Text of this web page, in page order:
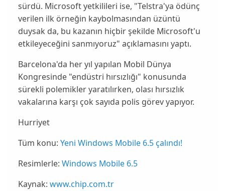
sürdü. Microsoftyetkilileri ise, "Telstra'ya ödünç
verilen ilk örneğin kaybolmasından üzüntü
duysak da, bu kazanın hiçbir şekilde Microsoft'u
etkileyeceğini sanmıyoruz" açıklamasını yaptı.
Barcelona'da her yıl yapılan Mobil Dünya
Kongresinde "endüstri hırsızlığı" konusunda
sürekli polemikler yaratılırken, olası hırsızlık
vakalarına karşı çok sayıda polis görev yapıyor.
Hurriyet
Tüm konu: Yeni Windows Mobile 6.5 çalındı!
Resimlerle: Windows Mobile 6.5
Kaynak: www.chip.com.tr